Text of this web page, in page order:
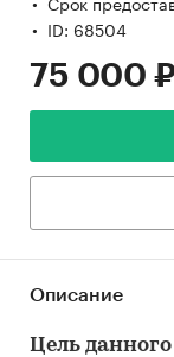
ID: 68504
75 000 ₽
Описание
Цель